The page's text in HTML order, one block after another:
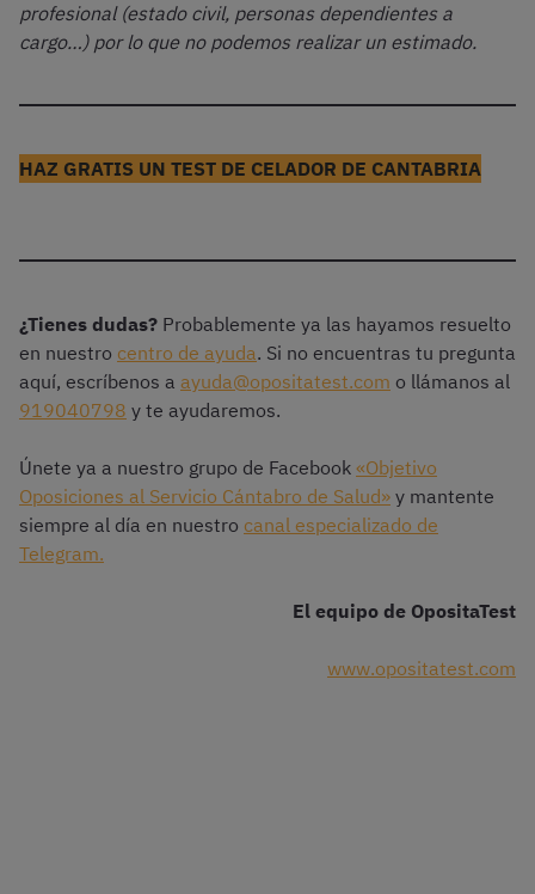
profesional (estado civil, personas dependientes a
cargo…) por lo que no podemos realizar un estimado.
HAZ GRATIS UN TEST DE CELADOR DE CANTABRIA
¿Tienes dudas? Probablemente ya las hayamos resuelto
en nuestro centro de ayuda. Si no encuentras tu pregunta
aquí, escríbenos a ayuda@opositatest.com o llámanos al
919040798 y te ayudaremos.
Únete ya a nuestro grupo de Facebook «Objetivo
Oposiciones al Servicio Cántabro de Salud» y mantente
siempre al día en nuestro canal especializado de
Telegram.
El equipo de OpositaTest
www.opositatest.com